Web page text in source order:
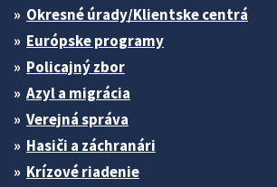
Okresné úrady/Klientske centrá
Európske programy
Policajný zbor
Azyl a migrácia
Verejná správa
Hasiči a záchranári
Krízové riadenie